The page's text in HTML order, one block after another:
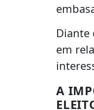
Diante
em
A